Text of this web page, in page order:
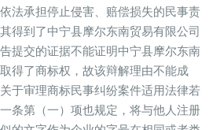
法承担停止侵害、赔偿损失的民事责
得到了中宁县摩尔东南贸易有限公司
提交的证据不能证明中宁县摩尔东南
得了商标权，故该辩解理由不能成
于审理商标民事纠纷案件适用法律若
条第（一）项也规定，将与他人注册